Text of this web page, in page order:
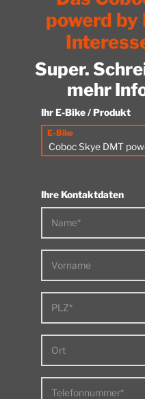
powerd by
Super.
mehr
Ihr E-Bike / Produkt
E-Bike
Ihre Kontaktdaten
Name*
Vorname
PLZ*
Ort
Telefonnummer*